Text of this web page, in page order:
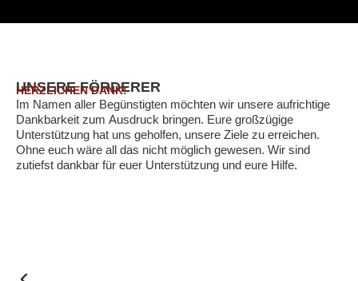
UNSERE FÖRDERER
HERZLICHEN DANK!
Im Namen aller Begünstigten möchten wir unsere aufrichtige
Dankbarkeit zum Ausdruck bringen. Eure großzügige
Unterstützung hat uns geholfen, unsere Ziele zu erreichen.
Ohne euch wäre all das nicht möglich gewesen. Wir sind
zutiefst dankbar für euer Unterstützung und eure Hilfe.